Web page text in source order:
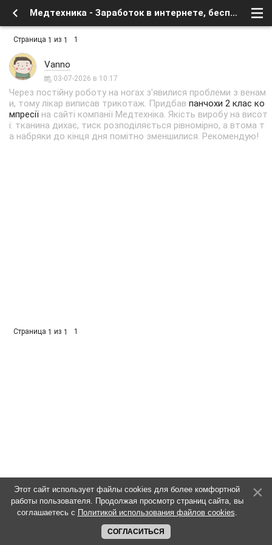
Медтехника - Заработок в интернете, бесплатное в сети - Флейм - Форум о спутниковом тв и интернете
Страница 1 из 1 1
Vanno
03-07-2026 в 10:17
Через постійну роботу на ногах з'явилися проблеми з венам
и, тому лікар виписав трикотаж. Придбав панчохи 2 клас ко
мпресії на сайті компанії Медтехніка. Якість виробу на висот
і: тканина дихає, тиск розподіляється рівномірно, а втома т
а набряки до кінця дня помітно зменшилися. Рекомендую!
Страница 1 из 1 1
Этот сайт использует файлы cookies для более комфортной
работы пользователя. Продолжая просмотр страниц сайта, вы
соглашаетесь с Политикой использования файлов cookies.
СОГЛАСИТЬСЯ